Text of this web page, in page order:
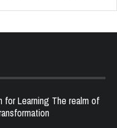
for Learning The realm of